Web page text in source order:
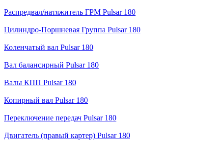
Распредвал/натяжитель ГРМ Pulsar 180
Цилиндро-Поршневая Группа Pulsar 180
Коленчатый вал Pulsar 180
Вал балансирный Pulsar 180
Валы КПП Pulsar 180
Копирный вал Pulsar 180
Переключение передач Pulsar 180
Двигатель (правый картер) Pulsar 180